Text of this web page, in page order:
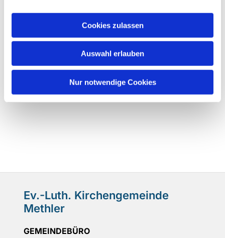
Cookies zulassen
Auswahl erlauben
Nur notwendige Cookies
Ev.-Luth. Kirchengemeinde
Methler
GEMEINDEBÜRO